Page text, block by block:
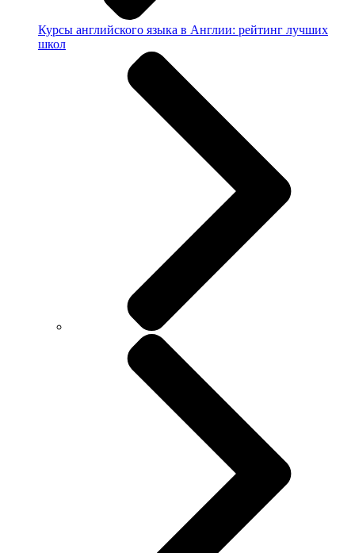
Курсы английского языка в Англии: рейтинг лучших
школ